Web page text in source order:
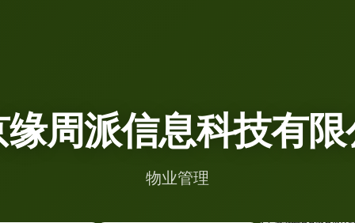
周派信息科技有
物业管理